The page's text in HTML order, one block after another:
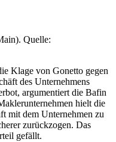
Quelle:
Klage von Gonetto gegen
des Unternehmens
argumentiert die Bafin
hielt die
mit dem Unternehmen zu
zurückzogen. Das
gefällt.